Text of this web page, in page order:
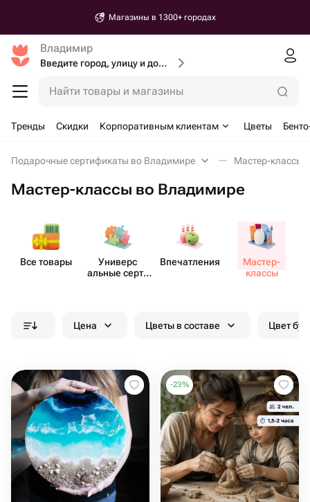
Магазины в 1300+ городах
Владимир
Введите город, улицу и дом доставки
Найти товары и магазины
Тренды Скидки Корпоративным клиентам Цветы
Подарочные сертификаты во Владимире Мастер-классы
Мастер-классы во Владимире
Все товары
Универс​
альные серти​
Впеча​тления
Мастер-​
классы
Цена Цветы в составе Цвет
-23%